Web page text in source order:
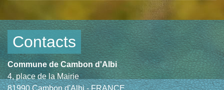
Contacts
Commune de Cambon d'Albi
4, place de la Mairie
81990 Cambon d'Albi - FRANCE